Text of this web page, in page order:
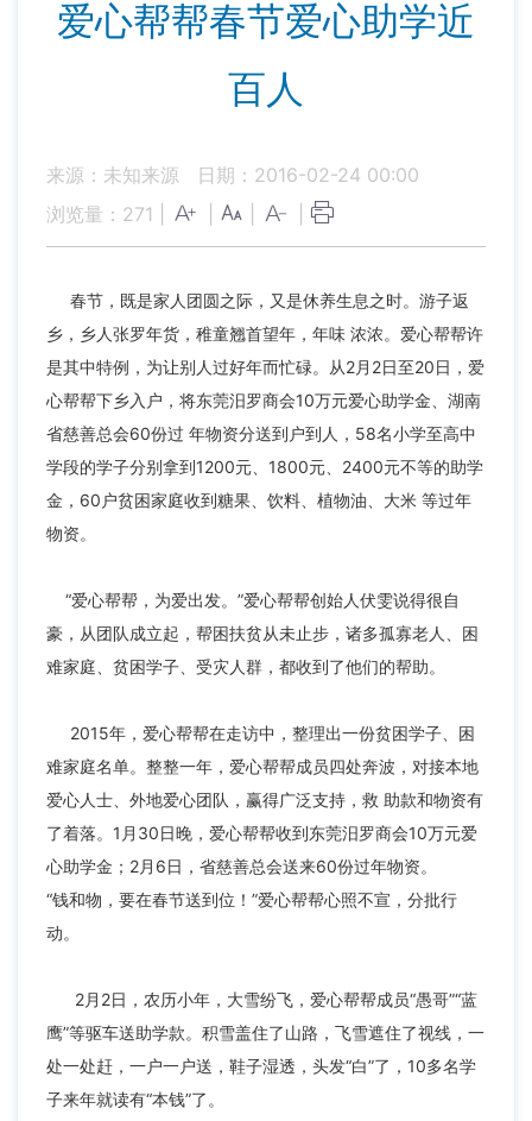
爱心帮帮春节爱心助学近
百人
来源：未知来源
日期：2016-02-24 00:00
浏览量： 271
春节，既是家人团圆之际，又是休养生息之时。游子返
乡，乡人张罗年货，稚童翘首望年，年味 浓浓。爱心帮帮许
是其中特例，为让别人过好年而忙碌。从2月2日至20日，爱
心帮帮下乡入户，将东莞汨罗商会10万元爱心助学金、湖南
省慈善总会60份过 年物资分送到户到人，58名小学至高中
学段的学子分别拿到1200元、1800元、2400元不等的助学
金，60户贫困家庭收到糖果、饮料、植物油、大米 等过年
物资。
“爱心帮帮，为爱出发。”爱心帮帮创始人伏雯说得很自
豪，从团队成立起，帮困扶贫从未止步，诸多孤寡老人、困
难家庭、贫困学子、受灾人群，都收到了他们的帮助。
2015年，爱心帮帮在走访中，整理出一份贫困学子、困
难家庭名单。整整一年，爱心帮帮成员四处奔波，对接本地
爱心人士、外地爱心团队，赢得广泛支持，救 助款和物资有
了着落。1月30日晚，爱心帮帮收到东莞汨罗商会10万元爱
心助学金；2月6日，省慈善总会送来60份过年物资。
“钱和物，要在春节送到位！”爱心帮帮心照不宣，分批行
动。
2月2日，农历小年，大雪纷飞，爱心帮帮成员“愚哥”“蓝
鹰”等驱车送助学款。积雪盖住了山路，飞雪遮住了视线，一
处一处赶，一户一户送，鞋子湿透，头发“白”了，10多名学
子来年就读有“本钱”了。